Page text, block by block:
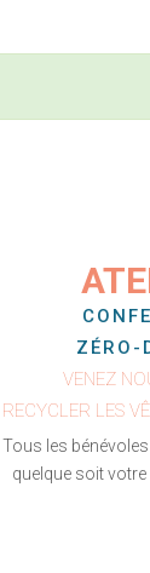
ZÉRO-
VENEZ
RECYCLER LES
Tous les
quelque soit
POUR
Projets
POUR LES
Créations
LOCATION
À
sont à
le temps que